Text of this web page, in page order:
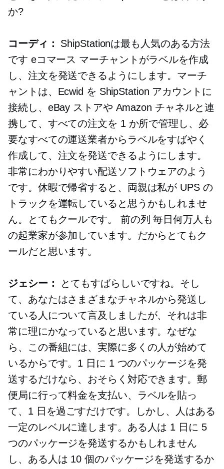
か?
コーディ：
ShipStationは最も人気のある方法
です eコマース マーチャントがラベルを作成
し、注文を発送できるようにします。マーチ
ャントは、Ecwid を ShipStation アカウントに
接続し、eBay ストアや Amazon チャネルと連
携して、すべての注文を 1 か所で管理し、必
要なすべての運送業者からラベルをすばやく
作成して、注文を発送できるようにします。
非常にわかりやすい配送ソフトウェアのよう
です。休暇で帰省すると、両親は私が UPS の
トラックを運転していると思うかもしれませ
ん。とてもクールです。 前の列 毎日何万人も
の起業家が参加しています。だからとてもク
ールだと思います。
ジェシー：
とてもすばらしいですね。そし
て、あなたはさまざまなチャネルから発送し
ている人について言及しましたが、それは非
常に理にかなっていると思います。なぜな
ら、この番組には、実際に多くの人が始めて
いるからです。1 日に 1 つのパッケージを発
送するだけなら、おそらく対応できます。郵
便局に行って料金を支払い、ラベルを貼っ
て、1 日を過ごすだけです。しかし、人はある
一定のレベルに達します。ある人は 1 日に 5
つのパッケージを発送するかもしれません
し、ある人は 10 個のパッケージを発送するか